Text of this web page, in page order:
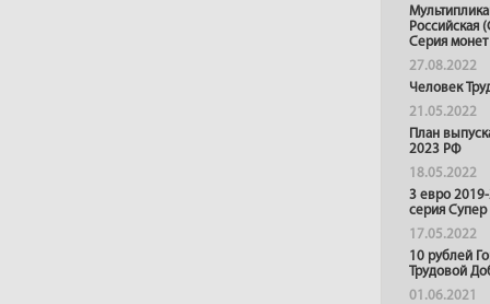
Российская
Серия монет
27.08.2022
Человек
21.05.2022
План
2023 РФ
18.05.2022
3 евро
серия
17.05.2022
10 рублей
Трудовой
01.06.2021